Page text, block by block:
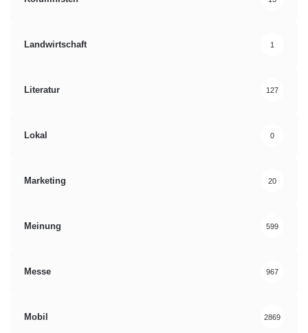
Landwirtschaft 1
Literatur 127
Lokal 0
Marketing 20
Meinung 599
Messe 967
Mobil 2869